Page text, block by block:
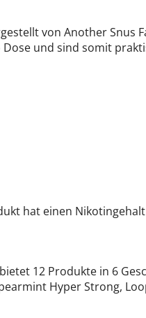
von Another Snus
und sind somit
hat einen
12 Produkte in 6
Hyper Strong,